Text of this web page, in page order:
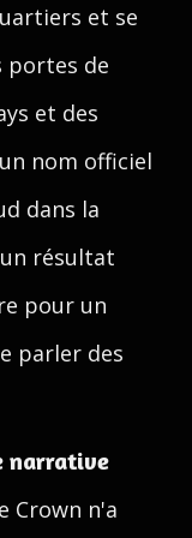
et se
portes de
et des
nom officiel
dans la
résultat
pour un
parler des
narrative
Crown n'a